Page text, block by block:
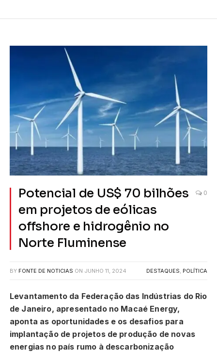
Potencial de US$ 70 bilhões
em projetos de eólicas
offshore e hidrogênio no
Norte Fluminense
0
BY FONTE DE NOTICIAS ON JUNHO 11, 2024 DESTAQUES POLÍTICA
Levantamento da Federação das Indústrias do Rio
de Janeiro, apresentado no Macaé Energy,
aponta as oportunidades e os desafios para
implantação de projetos de produção de novas
energias no país rumo à descarbonização